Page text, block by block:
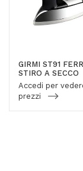
GIRMI ST91
STIRO A SECCO
Accedi per
prezzi